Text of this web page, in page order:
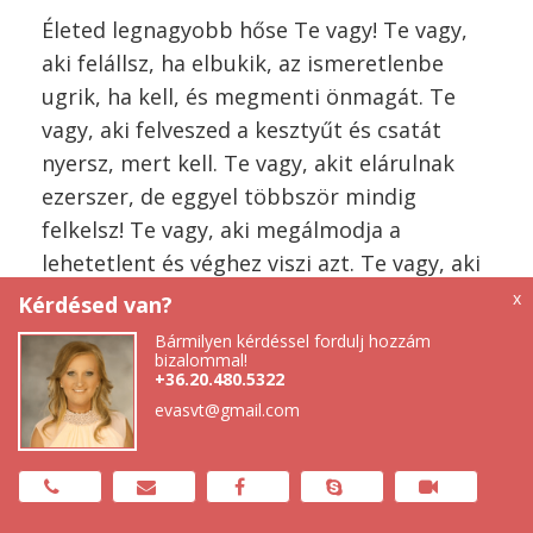
Életed legnagyobb hőse Te vagy! Te vagy,
aki felállsz, ha elbukik, az ismeretlenbe
ugrik, ha kell, és megmenti önmagát. Te
vagy, aki felveszed a kesztyűt és csatát
nyersz, mert kell. Te vagy, akit elárulnak
ezerszer, de eggyel többször mindig
felkelsz! Te vagy, aki megálmodja a
lehetetlent és véghez viszi azt. Te vagy, aki
megszenvedted a múltat, de reménnyel a
szívedben mered megélni a jelent. Te vagy,
aki küzd, de arrébb áll, ha kell. Te vagy,
akinek a szívében akarat lángol, aki tovább
megy, akkor is, ha erre már nincs erő. Te
teheti. Te vagy, akit megbántottak, de hisz
x
Kérdésed van?
Bármilyen kérdéssel fordulj hozzám
bizalommal!
+36.20.480.5322
evasvt@gmail.com